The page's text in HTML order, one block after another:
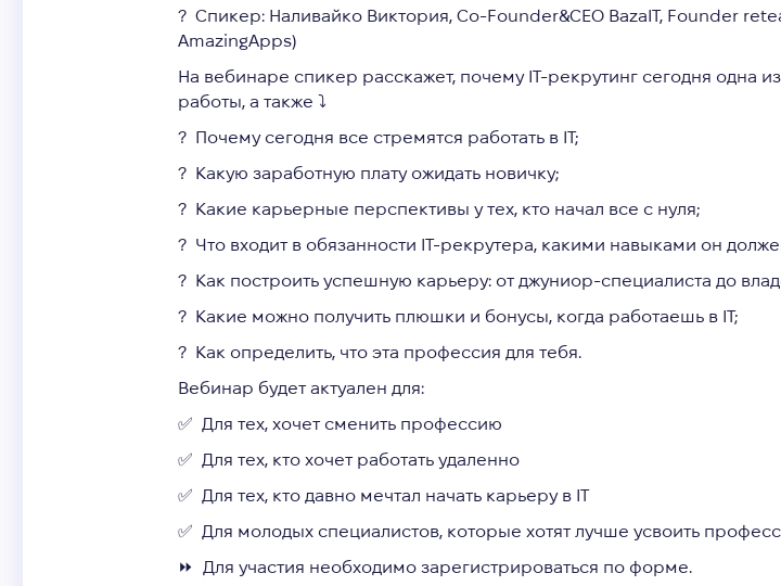
? Спикер: Наливайко Виктория, Co-Founder&CEO BazaIT, Founder
AmazingApps)
На вебинаре спикер расскажет, почему IТ-рекрутинг сегодня одна
работы, а также ⤵️
? Почему сегодня все стремятся работать в IT;
? Какую заработную плату ожидать новичку;
? Какие карьерные перспективы у тех, кто начал все с нуля;
? Что входит в обязанности IT-рекрутера, какими навыками он
? Как построить успешную карьеру: от джуниор-специалиста до
? Какие можно получить плюшки и бонусы, когда работаешь в IT;
? Как определить, что эта профессия для тебя.
Вебинар будет актуален для:
✅ Для тех, хочет сменить профессию
✅ Для тех, кто хочет работать удаленно
✅ Для тех, кто давно мечтал начать карьеру в IТ
✅ Для молодых специалистов, которые хотят лучше усвоить
⏩ Для участия необходимо зарегистрироваться по форме.